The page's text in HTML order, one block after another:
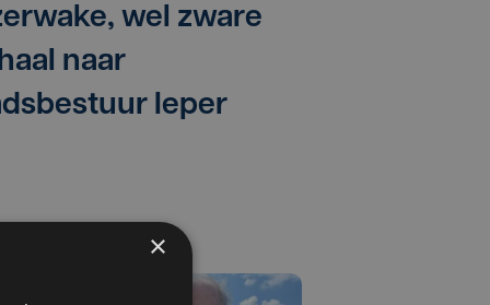
wel zware
naar
Ieper
×